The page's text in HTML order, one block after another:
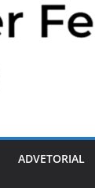
ADVETORIAL